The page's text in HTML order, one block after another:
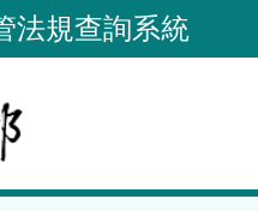
法規查詢系統